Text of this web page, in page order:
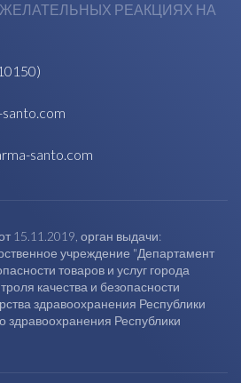
РЕАКЦИЯХ НА
santo.com
15.11.2019, орган выдачи:
учреждение "Департамент
товаров и услуг города
качества и безопасности
здравоохранения Республики
здравоохранения Республики